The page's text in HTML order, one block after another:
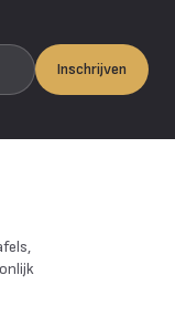
Inschrijven